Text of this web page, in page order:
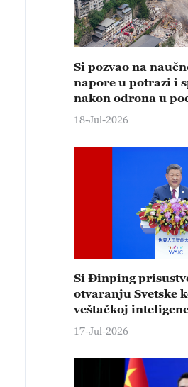
Si pozvao na
napore u potrazi i
nakon odrona u
Čungćinga
18-Jul-2026
Si Đinping
otvaranju Svetske
veštačkoj
održao glavni govor
17-Jul-2026